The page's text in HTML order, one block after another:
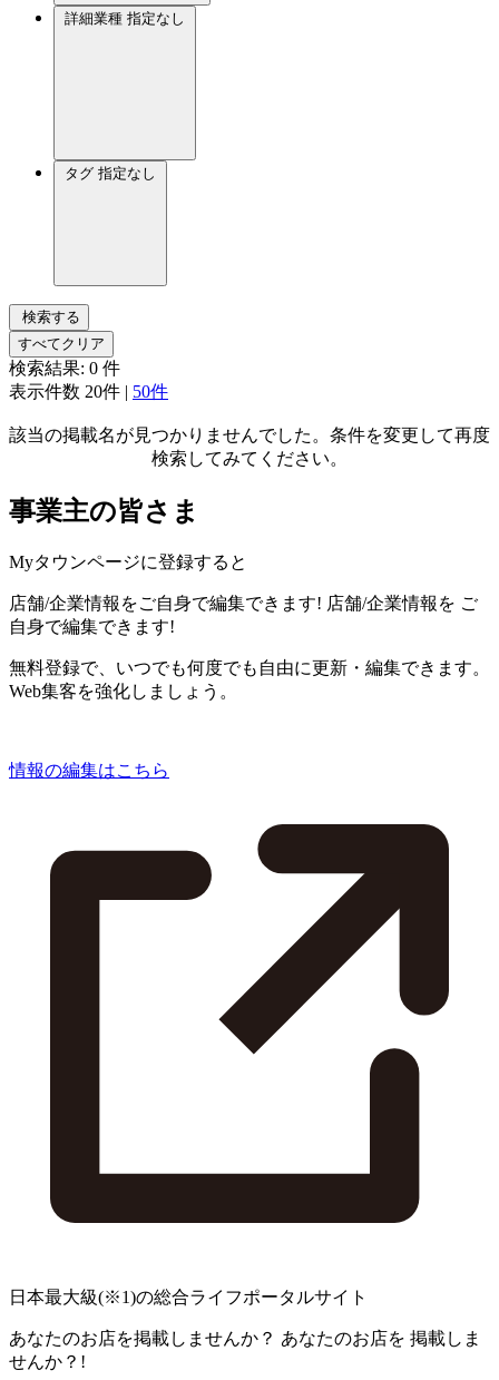
詳細業種 指定なし
タグ 指定なし
検索する
すべてクリア
検索結果: 0 件
表示件数 20件 | 50件
該当の掲載名が見つかりませんでした。条件を変更して再度
検索してみてください。
事業主の皆さま
Myタウンページに登録すると
店舗/企業情報をご自身で編集できます! 店舗/企業情報を ご
自身で編集できます!
無料登録で、いつでも何度でも自由に更新・編集できます。
Web集客を強化しましょう。
情報の編集はこちら
日本最大級(※1)の総合ライフポータルサイト
あなたのお店を掲載しませんか？ あなたのお店を 掲載しま
せんか？!